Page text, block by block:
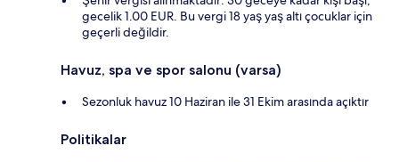
gecelik 1.00 EUR. Bu vergi 18 yaş yaş altı çocuklar için
geçerli değildir.
Havuz, spa ve spor salonu (varsa)
Sezonluk havuz 10 Haziran ile 31 Ekim arasında açıktır
Politikalar